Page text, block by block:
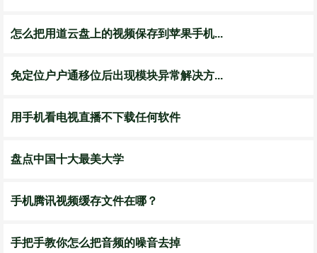
怎么把用道云盘上的视频保存到苹果手机...
免定位户户通移位后出现模块异常解决方...
用手机看电视直播不下载任何软件
盘点中国十大最美大学
手机腾讯视频缓存文件在哪？
手把手教你怎么把音频的噪音去掉